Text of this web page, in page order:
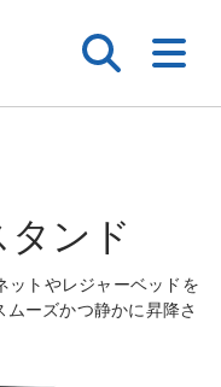
ンド
ットやレジャーベッドを
ーズかつ静かに昇降さ